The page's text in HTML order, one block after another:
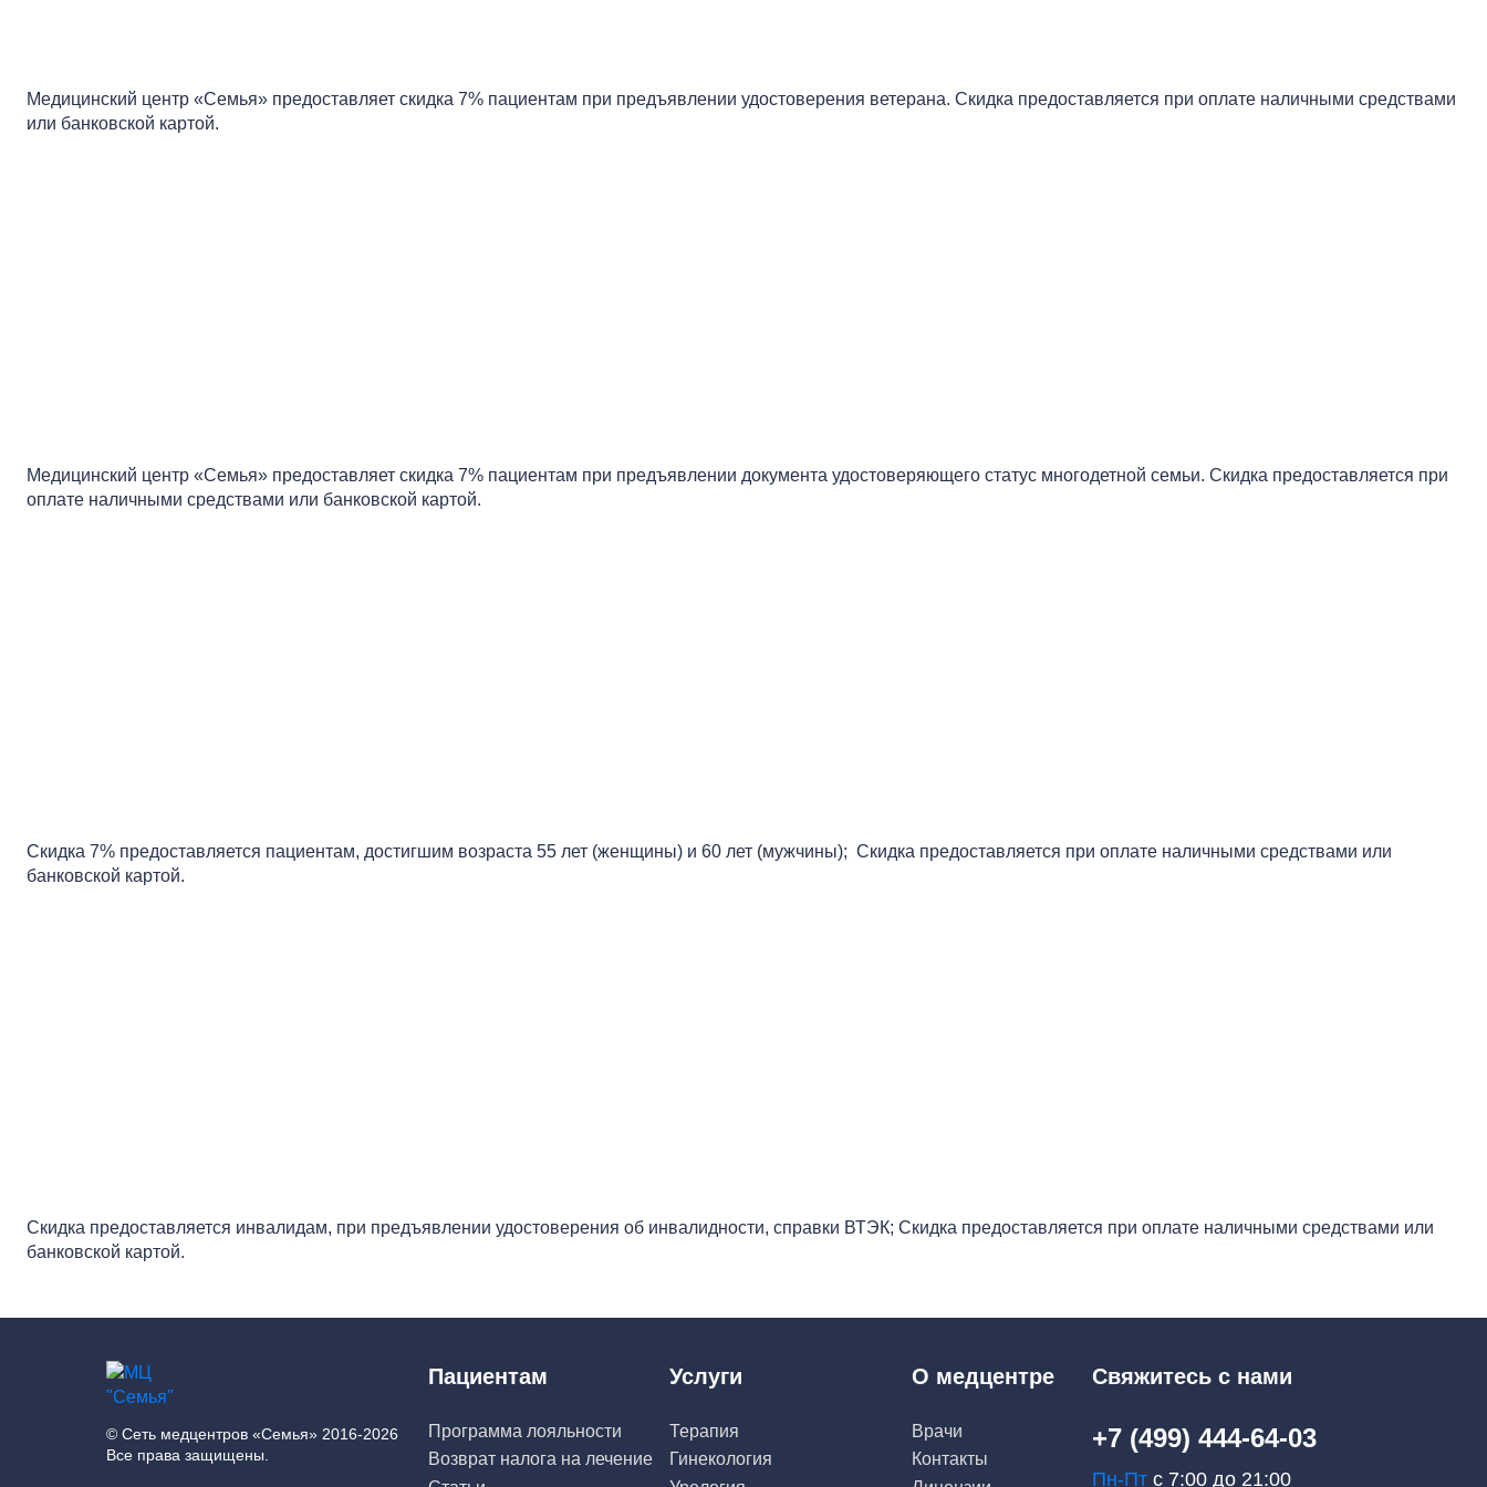
Медицинский центр «Семья» предоставляет скидка 7% пациентам при предъявлении удостоверения ветерана. Скидка предоставляется при оплате наличными средствами
или банковской картой.
Медицинский центр «Семья» предоставляет скидка 7% пациентам при предъявлении документа удостоверяющего статус многодетной семьи. Скидка предоставляется при
оплате наличными средствами или банковской картой.
Скидка 7% предоставляется пациентам, достигшим возраста 55 лет (женщины) и 60 лет (мужчины); Скидка предоставляется при оплате наличными средствами или
банковской картой.
Скидка предоставляется инвалидам, при предъявлении удостоверения об инвалидности, справки ВТЭК; Скидка предоставляется при оплате наличными средствами или
банковской картой.
© Сеть медцентров «Семья» 2016-2026
Все права защищены.
Пациентам
Программа лояльности
Возврат налога на лечение
Услуги
Терапия
Гинекология
О медцентре
Врачи
Контакты
Свяжитесь с нами
+7 (499) 444-64-03
Пн-Пт с 7:00 до 21:00